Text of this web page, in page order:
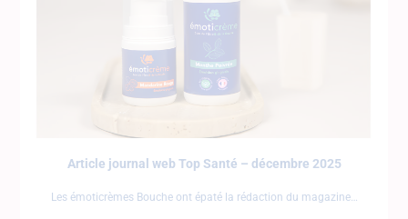
Article journal web Top Santé – décembre 2025
Les émoticrèmes Bouche ont épaté la rédaction du magazine